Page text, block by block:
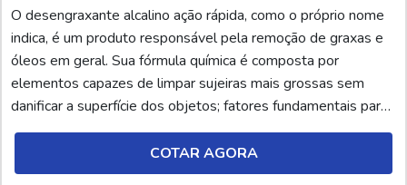
O desengraxante alcalino ação rápida, como o próprio nome
indica, é um produto responsável pela remoção de graxas e
óleos em geral. Sua fórmula química é composta por
elementos capazes de limpar sujeiras mais grossas sem
danificar a superfície dos objetos; fatores fundamentais para
a higienização de estabelecimentos comerciais.Além disso, o
desengraxante tipo alcalino de ação rápida é o produto ideal
para a limpeza eficiente, aumentando...
COTAR AGORA